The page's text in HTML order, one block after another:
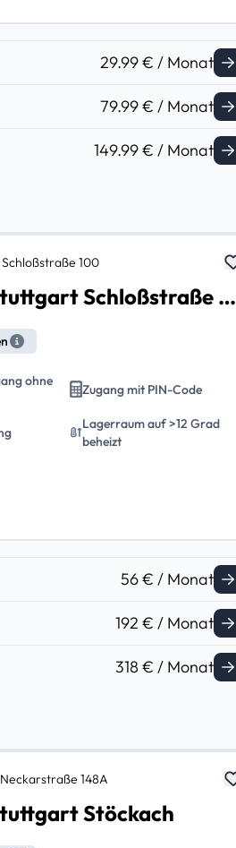
29.99 € / Monat
79.99 € / Monat
149.99 € / Monat
100
Storebox Stuttgart Schloßstraße 100
ohne
Zugang mit PIN-Code
Lagerraum auf >12 Grad
beheizt
56 € / Monat
192 € / Monat
318 € / Monat
148A
Stöckach